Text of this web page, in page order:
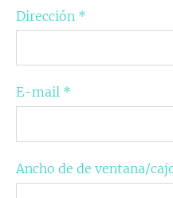
Dirección *
E-mail *
Ancho de de ventana/